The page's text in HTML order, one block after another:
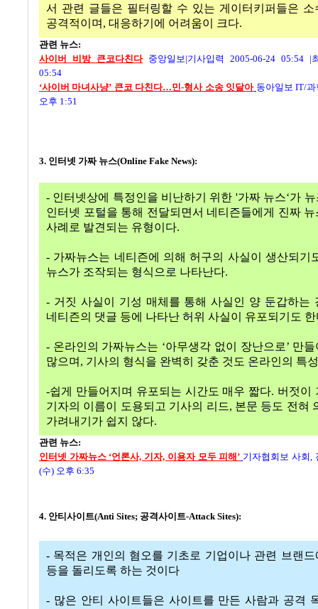
서 관련 글들은 필터링할 수 있는 게이터키퍼들은 소
공격적이며, 대응하기에 어려움이 크다.
관련 뉴스:
사이버 비방 큰코다친다중앙일보|기사입력 2005-06-24 05:54 |
05:54
‘사이버 마녀사냥’ 큰코 다친다…민-형사 소송 잇달아 동아일보 IT/
오후 1:51
3. 인터넷 가짜 뉴스(Online Fake News):
- 인터넷상에 특정인을 비난하기 위한 '가짜 뉴스‘가
인터넷 포털을 통해 전달되면서 네티즌들에게 진짜
사례로 발견되는 유형이다.
- 가짜뉴스는 네티즌에 의해 허구의 사실이 생산되기
뉴스가 조작되는 형식으로 나타난다.
- 거짓 사실이 기성 매체를 통해 사실인 양 둔갑하는
네티즌의 댓글 등에 나타난 허위 사실이 유포되기도 한
- 온라인의 가짜뉴스는 ‘아무생각 없이 장난으로’ 만
많으며, 기사의 형식을 완벽히 갖춘 것도 온라인의 특
-쉽게 만들어지며 유포되는 시간도 매우 짧다. 버젓이
기자의 이름이 도용되고 기사의 리드, 본문 등도 전혀
가려내기가 쉽지 않다.
관련 뉴스:
인터넷 가짜뉴스 ‘언론사, 기자, 이용자 모두 피해’ 기자협회보 사회,
(수) 오후 6:35
4. 안티사이트(Anti Sites; 공격사이트-Attack Sites):
- 목적은 개인의 혐오를 기초로 기업이나 관련 브랜드
등을 돌리도록 하는 것이다
- 많은 안티 사이트들은 사이트를 만든 사람과 공격